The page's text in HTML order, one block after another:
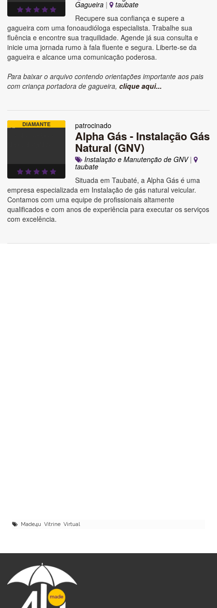
Gagueira |
taubate
Recupere sua confiança e supere a
gagueira com uma fonoaudióloga especialista. Trabalhe sua
fluência e encontre sua traquilidade. Agende já sua consulta e
inicie uma jornada rumo à fala fluente e segura. Liberte-se da
gagueira e alcance uma comunicação poderosa.
Para baixar o arquivo contendo orientações importante aos pais
com criança portadora de gagueira, clique aqui...
DIAMANTE patrocinado
Alpha Gás - Instalação Gás
Natural (GNV)
Instalação e Manutenção de GNV|
taubate
Situada em Taubaté, a Alpha Gás é uma
empresa especializada em Instalação de gás natural veicular.
Contamos com uma equipe de profissionais altamente
qualificados e com anos de experiência para executar os serviços
com excelência.
Made4u Vitrine Virtual